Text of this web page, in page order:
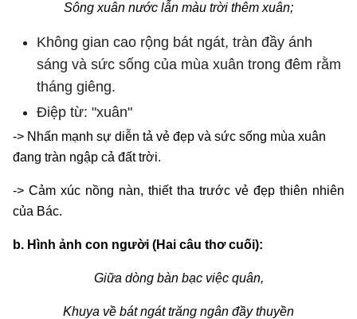
Sông xuân nước lẫn màu trời thêm xuân;
Không gian cao rộng bát ngát, tràn đầy ánh
sáng và sức sống của mùa xuân trong đêm rằm
tháng giêng.
Điệp từ: "xuân"
-> Nhấn mạnh sự diễn tả vẻ đẹp và sức sống mùa xuân
đang tràn ngập cả đất trời.
-> Cảm xúc nồng nàn, thiết tha trước vẻ đẹp thiên nhiên
của Bác.
b. Hình ảnh con người (Hai câu thơ cuối):
Giữa dòng bàn bạc việc quân,
Khuya về bát ngát trăng ngân đầy thuyền